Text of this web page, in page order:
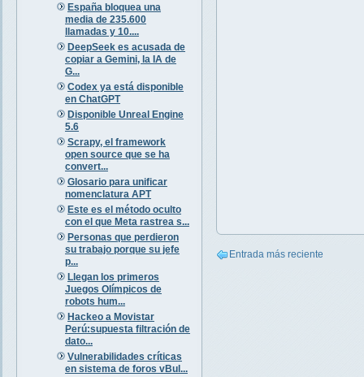
España bloquea una
media de 235.600
llamadas y 10....
DeepSeek es acusada de
copiar a Gemini, la IA de
G...
Codex ya está disponible
en ChatGPT
Disponible Unreal Engine
5.6
Scrapy, el framework
open source que se ha
convert...
Glosario para unificar
nomenclatura APT
Este es el método oculto
con el que Meta rastrea s...
Personas que perdieron
su trabajo porque su jefe
p...
Llegan los primeros
Juegos Olímpicos de
robots hum...
Hackeo a Movistar
Perú:supuesta filtración de
dato...
Vulnerabilidades críticas
en sistema de foros vBul...
Entrada más reciente